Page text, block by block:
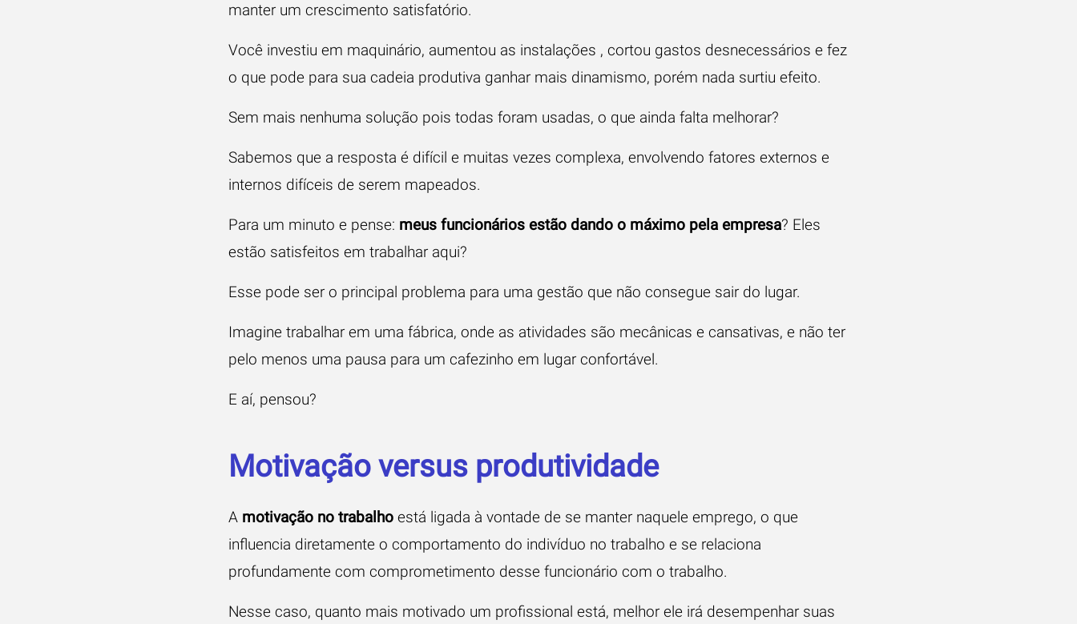
manter um crescimento satisfatório.
Você investiu em maquinário, aumentou as instalações , cortou gastos desnecessários e fez
o que pode para sua cadeia produtiva ganhar mais dinamismo, porém nada surtiu efeito.
Sem mais nenhuma solução pois todas foram usadas, o que ainda falta melhorar?
Sabemos que a resposta é difícil e muitas vezes complexa, envolvendo fatores externos e
internos difíceis de serem mapeados.
Para um minuto e pense: meus funcionários estão dando o máximo pela empresa? Eles
estão satisfeitos em trabalhar aqui?
Esse pode ser o principal problema para uma gestão que não consegue sair do lugar.
Imagine trabalhar em uma fábrica, onde as atividades são mecânicas e cansativas, e não ter
pelo menos uma pausa para um cafezinho em lugar confortável.
E aí, pensou?
Motivação versus produtividade
A motivação no trabalhoestá ligada à vontade de se manter naquele emprego, o que
influencia diretamente o comportamento do indivíduo no trabalho e se relaciona
profundamente com comprometimento desse funcionário com o trabalho.
Nesse caso, quanto mais motivado um profissional está, melhor ele irá desempenhar suas